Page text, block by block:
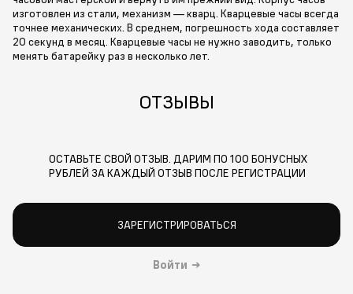
изготовлен из стали, механизм — кварц. Кварцевые часы всегда
точнее механических. В среднем, погрешность хода составляет
20 секунд в месяц. Кварцевые часы не нужно заводить, только
менять батарейку раз в несколько лет.
ОТЗЫВЫ
ОСТАВЬТЕ СВОЙ ОТЗЫВ. ДАРИМ ПО 100 БОНУСНЫХ
РУБЛЕЙ ЗА КАЖДЫЙ ОТЗЫВ ПОСЛЕ РЕГИСТРАЦИИ
ЗАРЕГИСТРИРОВАТЬСЯ
Войти →